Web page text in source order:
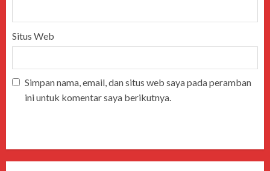
Situs Web
Simpan nama, email, dan situs web saya pada peramban
ini untuk komentar saya berikutnya.